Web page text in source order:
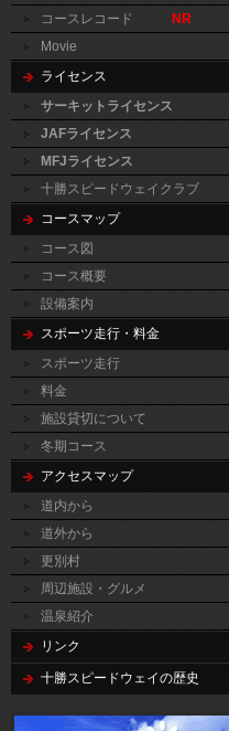
コースレコード
NR
Movie
ライセンス
サーキットライセンス
JAFライセンス
MFJライセンス
十勝スピードウェイクラブ
コースマップ
コース図
コース概要
設備案内
スポーツ走行・料金
スポーツ走行
料金
施設貸切について
冬期コース
アクセスマップ
道内から
道外から
更別村
周辺施設・グルメ
温泉紹介
リンク
十勝スピードウェイの歴史